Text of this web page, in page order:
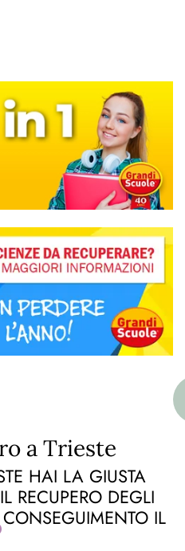
a Trieste
HAI LA GIUSTA
RECUPERO DEGLI
IL